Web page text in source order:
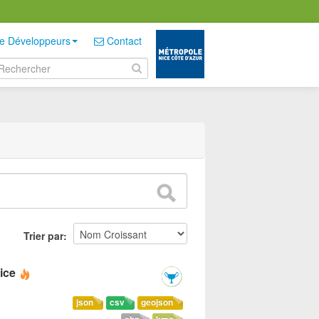
Développeurs Contact
Trier par
geojson
csv
json